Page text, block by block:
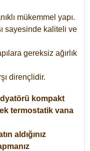
mükemmel yapı.
sayesinde kaliteli ve
gereksiz ağırlık
dirençlidir.
kompakt
termostatik vana
aldığınız